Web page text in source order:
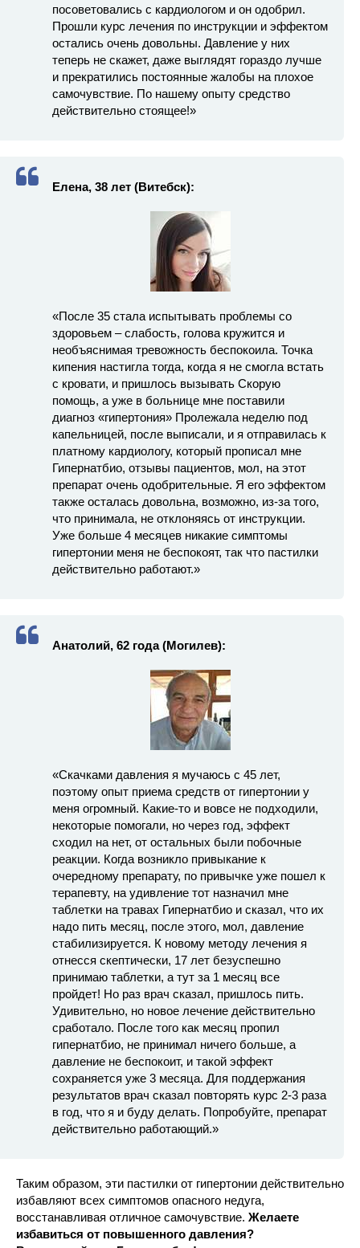
посоветовались с кардиологом и он одобрил.
Прошли курс лечения по инструкции и эффектом
остались очень довольны. Давление у них
теперь не скажет, даже выглядят гораздо лучше
и прекратились постоянные жалобы на плохое
самочувствие. По нашему опыту средство
действительно стоящее!»
Елена, 38 лет (Витебск):
«После 35 стала испытывать проблемы со
здоровьем – слабость, голова кружится и
необъяснимая тревожность беспокоила. Точка
кипения настигла тогда, когда я не смогла встать
с кровати, и пришлось вызывать Скорую
помощь, а уже в больнице мне поставили
диагноз «гипертония» Пролежала неделю под
капельницей, после выписали, и я отправилась к
платному кардиологу, который прописал мне
Гипернатбио, отзывы пациентов, мол, на этот
препарат очень одобрительные. Я его эффектом
также осталась довольна, возможно, из-за того,
что принимала, не отклоняясь от инструкции.
Уже больше 4 месяцев никакие симптомы
гипертонии меня не беспокоят, так что пастилки
действительно работают.»
Анатолий, 62 года (Могилев):
«Скачками давления я мучаюсь с 45 лет,
поэтому опыт приема средств от гипертонии у
меня огромный. Какие-то и вовсе не подходили,
некоторые помогали, но через год, эффект
сходил на нет, от остальных были побочные
реакции. Когда возникло привыкание к
очередному препарату, по привычке уже пошел к
терапевту, на удивление тот назначил мне
таблетки на травах Гипернатбио и сказал, что их
надо пить месяц, после этого, мол, давление
стабилизируется. К новому методу лечения я
отнесся скептически, 17 лет безуспешно
принимаю таблетки, а тут за 1 месяц все
пройдет! Но раз врач сказал, пришлось пить.
Удивительно, но новое лечение действительно
сработало. После того как месяц пропил
гипернатбио, не принимал ничего больше, а
давление не беспокоит, и такой эффект
сохраняется уже 3 месяца. Для поддержания
результатов врач сказал повторять курс 2-3 раза
в год, что я и буду делать. Попробуйте, препарат
действительно работающий.»
Таким образом, эти пастилки от гипертонии действительно
избавляют всех симптомов опасного недуга,
восстанавливая отличное самочувствие. Желаете
избавиться от повышенного давления?